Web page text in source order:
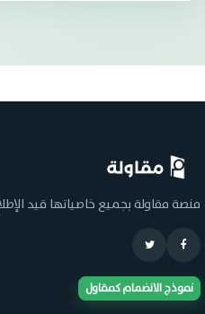
منصة مقاولة بجميع خاصياتها قيد
نموذج الانضمام كمقاول